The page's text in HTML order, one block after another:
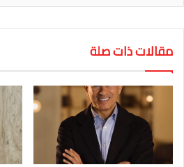
مقالات ذات صلة